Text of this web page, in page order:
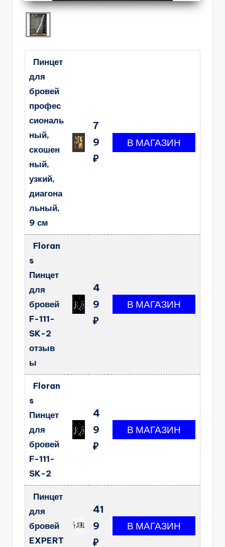
Пинцет
для
бровей
профес
сиональ
ный,
скошен
ный,
узкий,
диагона
льный,
9 см
7
9
₽
Floran
s
Пинцет
для
бровей
F-111-
SK-2
отзыв
ы
4
9
₽
Floran
s
Пинцет
для
бровей
F-111-
SK-2
4
9
₽
Пинцет
для
бровей
EXPERT
41
9
₽